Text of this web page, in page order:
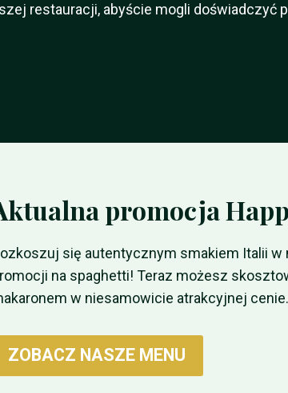
restauracji, abyście mogli doświadczyć
promocja
się autentycznym smakiem Italii
na spaghetti! Teraz możesz
w niesamowicie atrakcyjnej cenie.
ZOBACZ NASZE MENU